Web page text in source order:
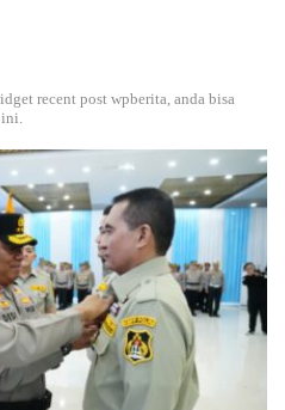
recent post wpberita, anda bisa
ini.